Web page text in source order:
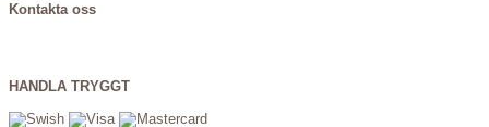
Kontakta oss
HANDLA TRYGGT